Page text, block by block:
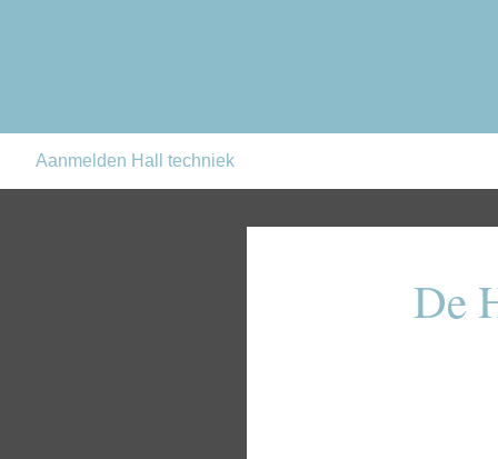
Aanmelden Hall techniek
De